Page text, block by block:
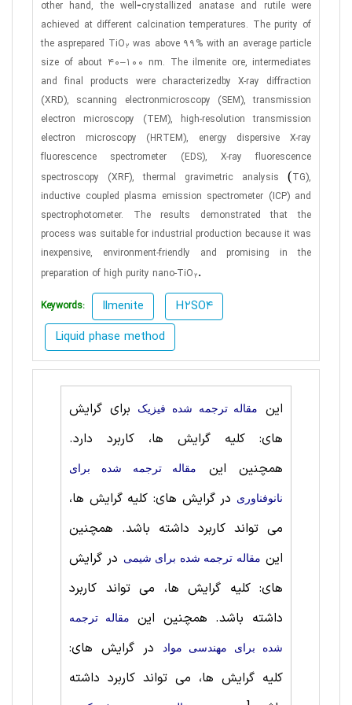
other hand, the well-crystallized anatase and rutile were
achieved at different calcination temperatures. The purity of
the asprepared TiO2 was above 99% with an average particle
size of about 40–100 nm. The ilmenite ore, intermediates
and final products were characterizedby X-ray diffraction
(XRD), scanning electronmicroscopy (SEM), transmission
electron microscopy (TEM), high-resolution transmission
electron microscopy (HRTEM), energy dispersive X-ray
fluorescence spectrometer (EDS), X-ray fluorescence
spectroscopy (XRF), thermal gravimetric analysis (TG),
inductive coupled plasma emission spectrometer (ICP) and
spectrophotometer. The results demonstrated that the
process was suitable for industrial production because it was
inexpensive, environment-friendly and promising in the
preparation of high purity nano-TiO2.
Keywords: Ilmenite
H2SO4
Liquid phase method
این مقاله ترجمه شده فیزیک
برای گرایش
های: کلیه گرایش ها، کاربرد دارد.
همچنین این
مقاله ترجمه شده برای
نانوفناوری در گرایش های: کلیه گرایش ها،
می تواند کاربرد داشته باشد. همچنین
این مقاله ترجمه شده برای شيمی در گرایش
های: کلیه گرایش ها، می تواند کاربرد
داشته باشد. همچنین این
مقاله ترجمه
شده برای مهندسی مواد
در گرایش های:
کلیه گرایش ها، می تواند کاربرد داشته